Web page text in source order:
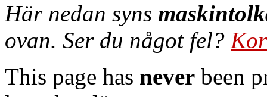
Här nedan syns
ovan. Ser du något fel?
This page has never been